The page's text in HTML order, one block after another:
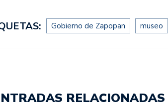
Gobierno de Zapopan museo
RELACIONADAS